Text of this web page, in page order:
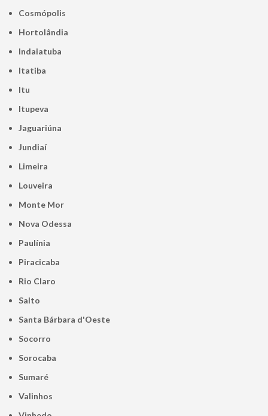
Cosmópolis
Hortolândia
Indaiatuba
Itatiba
Itu
Itupeva
Jaguariúna
Jundiaí
Limeira
Louveira
Monte Mor
Nova Odessa
Paulínia
Piracicaba
Rio Claro
Salto
Santa Bárbara d'Oeste
Socorro
Sorocaba
Sumaré
Valinhos